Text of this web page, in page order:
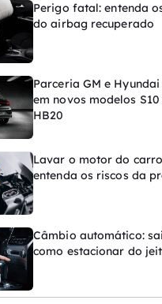
Perigo fatal: entenda
do airbag recuperado
Parceria GM e
em novos modelos S10
HB20
Lavar o motor do
entenda os riscos da
Câmbio automático:
como estacionar do